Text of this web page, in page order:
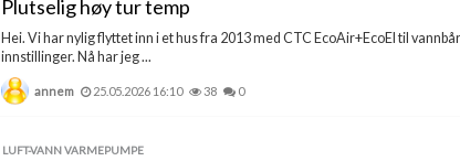
Plutselig høy tur temp
Hei. Vi har nylig flyttet inn i et hus fra 2013 med CTC EcoAir+EcoEl til
innstillinger. Nå har jeg ...
annem 25.05.2026 16:10 38 0
LUFT-VANN VARMEPUMPE